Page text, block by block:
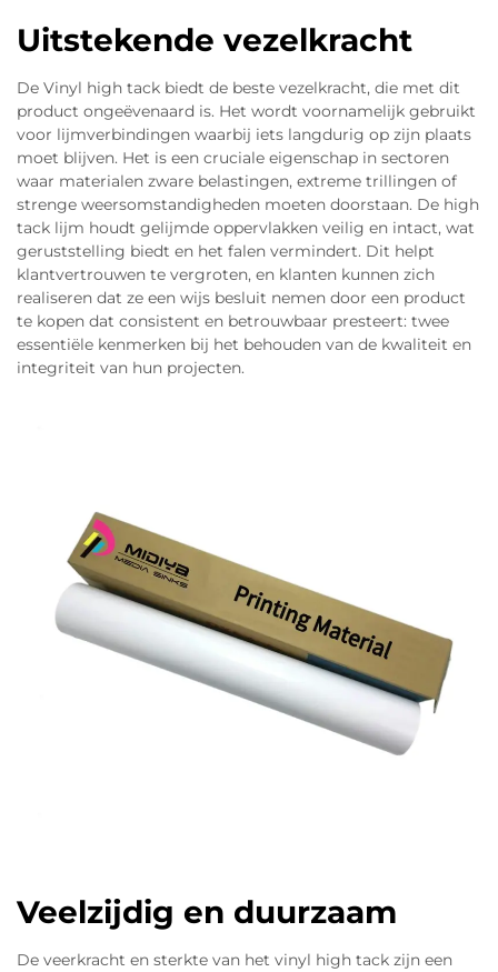
Uitstekende vezelkracht
De Vinyl high tack biedt de beste vezelkracht, die met dit
product ongeëvenaard is. Het wordt voornamelijk gebruikt
voor lijmverbindingen waarbij iets langdurig op zijn plaats
moet blijven. Het is een cruciale eigenschap in sectoren
waar materialen zware belastingen, extreme trillingen of
strenge weersomstandigheden moeten doorstaan. De high
tack lijm houdt gelijmde oppervlakken veilig en intact, wat
geruststelling biedt en het falen vermindert. Dit helpt
klantvertrouwen te vergroten, en klanten kunnen zich
realiseren dat ze een wijs besluit nemen door een product
te kopen dat consistent en betrouwbaar presteert: twee
essentiële kenmerken bij het behouden van de kwaliteit en
integriteit van hun projecten.
Veelzijdig en duurzaam
De veerkracht en sterkte van het vinyl high tack zijn een